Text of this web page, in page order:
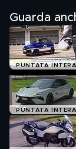
Guarda
PUNTATA INTERA
PUNTATA INTERA